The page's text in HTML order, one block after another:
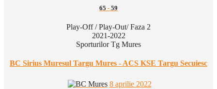
65 - 59
Play-Off / Play-Out/ Faza 2
2021-2022
Sporturilor Tg Mures
BC Sirius Muresul Targu Mures - ACS KSE Targu Secuiesc
8 aprilie 2022